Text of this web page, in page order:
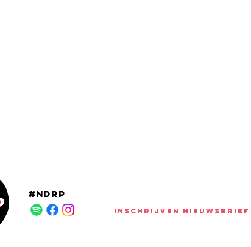
#NDRP
INSCHRIJVEN NIEUWSBRIEF